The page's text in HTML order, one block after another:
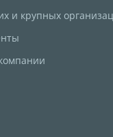
и крупных